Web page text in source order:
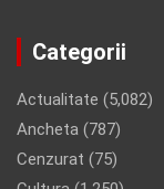
Categorii
Actualitate (5,082)
Ancheta (787)
Cenzurat (75)